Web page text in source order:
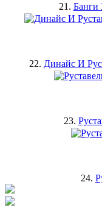
21. Банги
22. Динайс И
23.
24.